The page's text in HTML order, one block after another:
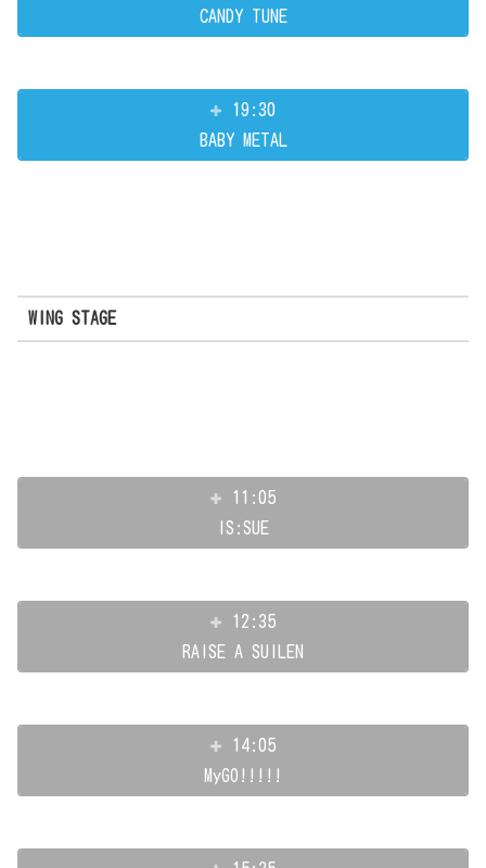
CANDY TUNE
19:30
BABY METAL
WING STAGE
11:05
IS:SUE
12:35
RAISE A SUILEN
14:05
MyGO!!!!!